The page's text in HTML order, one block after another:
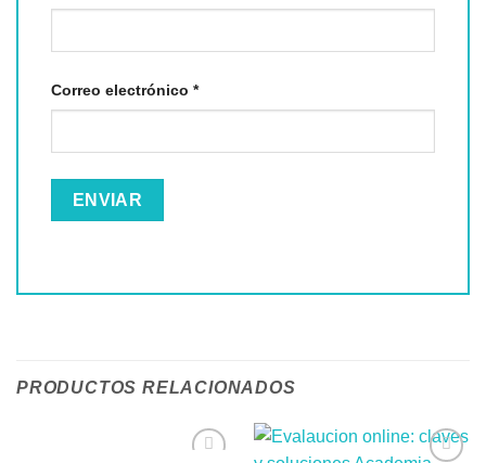
Correo electrónico *
PRODUCTOS RELACIONADOS